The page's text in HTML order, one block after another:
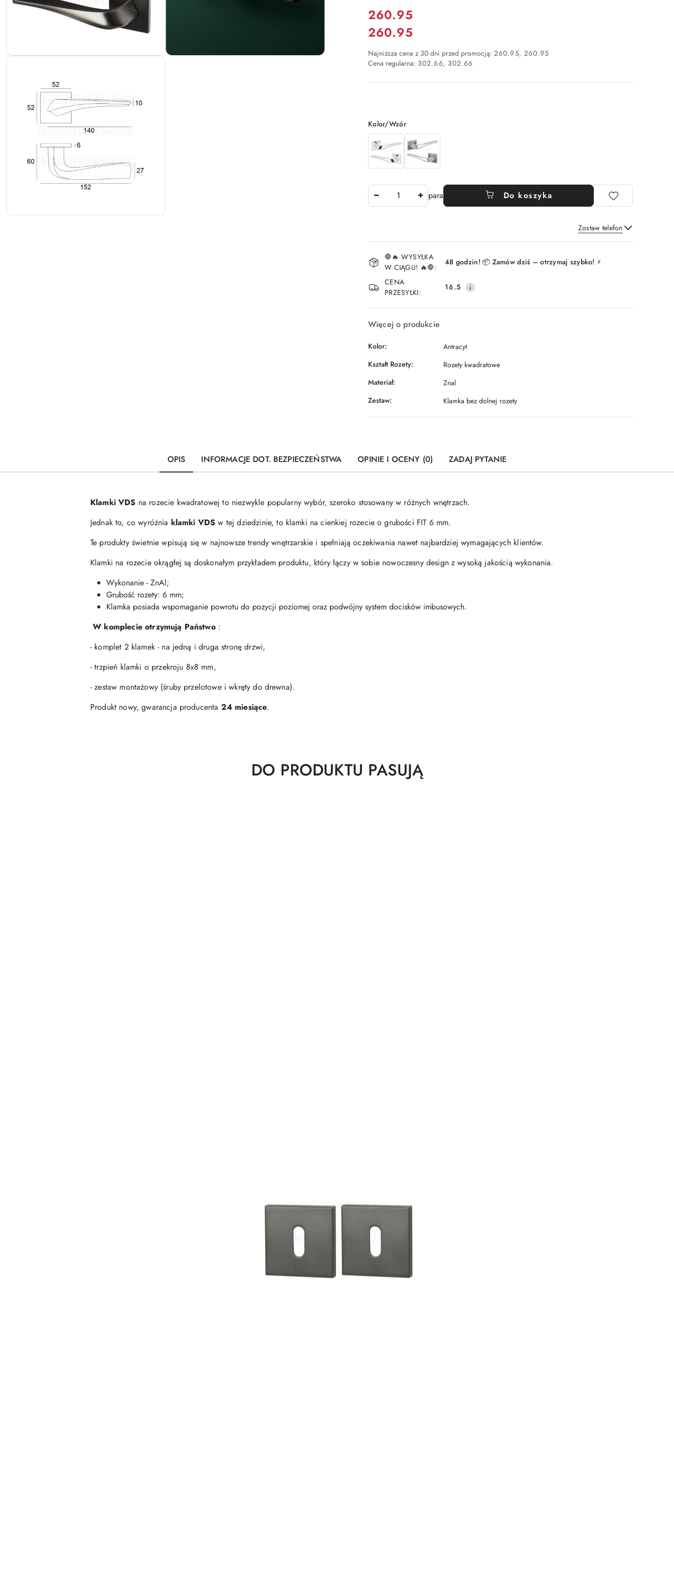
Cena:
260.95
Cena:
260.95
Najniższa cena z 30 dni przed promocją: 260.95 260.95
Cena regularna: 302.66 302.66
Wariant
Kolor/Wzór
para Do koszyka
Zostaw telefon
Wyślij
Dostępność
i
dostawa
🛑🔥 WYSYŁKA
W CIĄGU! 🔥🛑:
48 godzin! 📦 Zamów dziś – otrzymaj szybko! ⚡
CENA
PRZESYŁKI:
16.5
Więcej o produkcie
Kolor:
Antracyt
Kształt Rozety:
Rozety kwadratowe
Materiał:
Znal
Zestaw:
Klamka bez dolnej rozety
OPIS INFORMACJE DOT. BEZPIECZEŃSTWA OPINIE I OCENY (0) ZADAJ PYTANIE
Klamki VDS na rozecie kwadratowej to niezwykle popularny wybór, szeroko stosowany w różnych wnętrzach.
Jednak to, co wyróżnia klamki VDS w tej dziedzinie, to klamki na cienkiej rozecie o grubości FIT 6 mm.
Te produkty świetnie wpisują się w najnowsze trendy wnętrzarskie i spełniają oczekiwania nawet najbardziej wymagających klientów.
Klamki na rozecie okrągłej są doskonałym przykładem produktu, który łączy w sobie nowoczesny design z wysoką jakością wykonania.
Wykonanie - ZnAl;
Grubość rozety: 6 mm;
Klamka posiada wspomaganie powrotu do pozycji poziomej oraz podwójny system docisków imbusowych.
W komplecie otrzymują Państwo:
- komplet 2 klamek - na jedną i druga stronę drzwi,
- trzpień klamki o przekroju 8x8 mm,
- zestaw montażowy (śruby przelotowe i wkręty do drewna).
Produkt nowy, gwarancja producenta 24 miesiące.
Produkty
DO PRODUKTU PASUJĄ